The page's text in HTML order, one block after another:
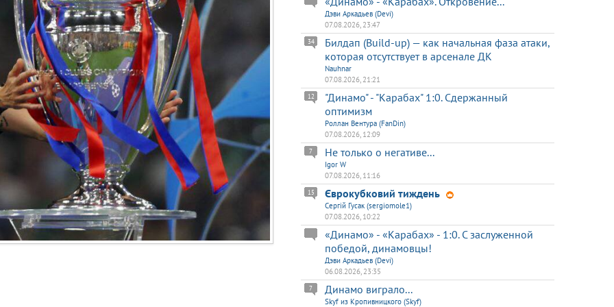
Дэви Аркадьев (Devi)
07.08.2026, 23:47
Билдап (Build-up) — как начальная фаза атаки,
которая отсутствует в арсенале ДК
34
Nauhnar
07.08.2026, 21:21
"Динамо" - "Карабах" 1:0. Сдержанный
оптимизм
12
Роллан Вентура (FanDin)
07.08.2026, 12:09
Не только о негативе...
7
Igor W
07.08.2026, 11:16
Єврокубковий тиждень
15
Сергій Гусак (sergiomole1)
07.08.2026, 10:22
«Динамо» - «Карабах» - 1:0. С заслуженной
победой, динамовцы!
Дэви Аркадьев (Devi)
06.08.2026, 23:35
Динамо виграло...
7
Skyf из Кропивницкого (Skyf)